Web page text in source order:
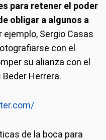
para retener el poder
obligar a algunos a
ejemplo, Sergio Casas
con el
su alianza con el
Herrera.
de la boca para